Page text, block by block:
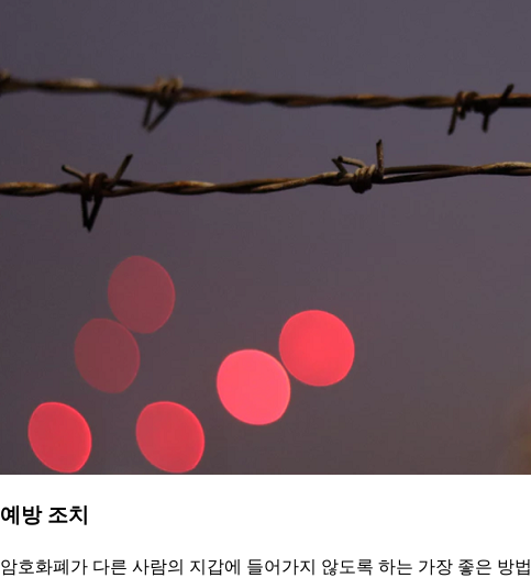
예방 조치
암호화폐가 다른 사람의 지갑에 들어가지 않도록 하는 가장 좋은 방